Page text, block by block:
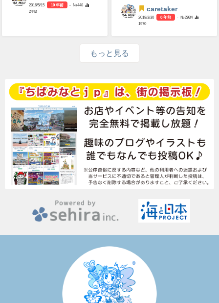
2016/5/15 10 年前
- №448
2443
caretaker
2018/3/30 8 年前
- №2934
1970
もっと見る